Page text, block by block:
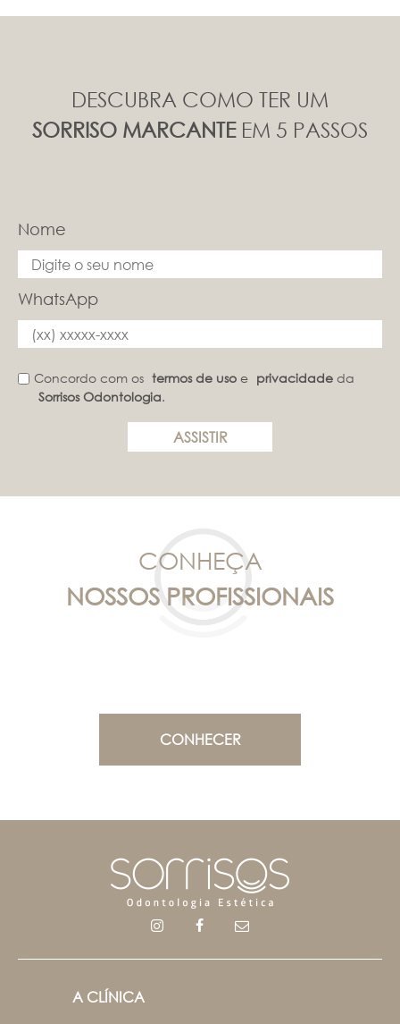
DESCUBRA COMO TER UM
SORRISO MARCANTEEM 5 PASSOS
Nome
WhatsApp
Concordo com os termos de uso e privacidade da
Sorrisos Odontologia.
ASSISTIR
CONHEÇA
NOSSOS PROFISSIONAIS
CONHECER
A CLÍNICA